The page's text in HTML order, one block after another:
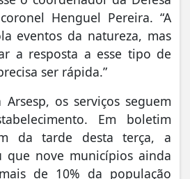
Henguel Pereira. “A
eventos da natureza, mas
a resposta a esse tipo de
ser rápida.”
os serviços seguem
Em boletim
da tarde desta terça, a
que nove municípios ainda
de 10% da população